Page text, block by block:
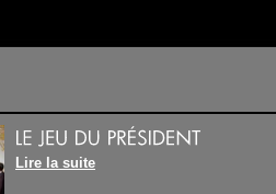
Lire la suite